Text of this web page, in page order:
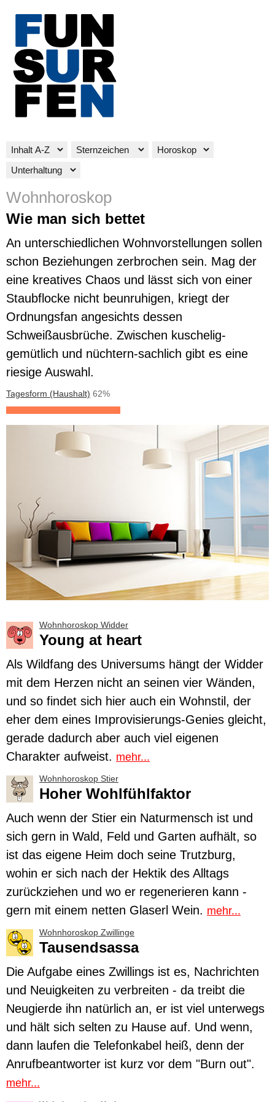
Wohnhoroskop
Wie man sich bettet
An unterschiedlichen Wohnvorstellungen sollen
schon Beziehungen zerbrochen sein. Mag der
eine kreatives Chaos und lässt sich von einer
Staubflocke nicht beunruhigen, kriegt der
Ordnungsfan angesichts dessen
Schweißausbrüche. Zwischen kuschelig-
gemütlich und nüchtern-sachlich gibt es eine
riesige Auswahl.
Tagesform (Haushalt) 62%
Wohnhoroskop Widder
Young at heart
Als Wildfang des Universums hängt der Widder
mit dem Herzen nicht an seinen vier Wänden,
und so findet sich hier auch ein Wohnstil, der
eher dem eines Improvisierungs-Genies gleicht,
gerade dadurch aber auch viel eigenen
Charakter aufweist. mehr...
Wohnhoroskop Stier
Hoher Wohlfühlfaktor
Auch wenn der Stier ein Naturmensch ist und
sich gern in Wald, Feld und Garten aufhält, so
ist das eigene Heim doch seine Trutzburg,
wohin er sich nach der Hektik des Alltags
zurückziehen und wo er regenerieren kann -
gern mit einem netten Glaserl Wein. mehr...
Wohnhoroskop Zwillinge
Tausendsassa
Die Aufgabe eines Zwillings ist es, Nachrichten
und Neuigkeiten zu verbreiten - da treibt die
Neugierde ihn natürlich an, er ist viel unterwegs
und hält sich selten zu Hause auf. Und wenn,
dann laufen die Telefonkabel heiß, denn der
Anrufbeantworter ist kurz vor dem "Burn out".
mehr...